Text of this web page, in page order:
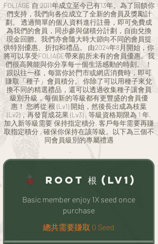
FOLIAGE 自 2011年成立至今已有13年。為了回饋你
們支持，我們向各位成立了全新的會員及獎勵計
劃。 透過簡單的個人資料進行註冊，即可免費成
為我們的會員，同步參與儲積分計劃，自由兌換
現金回贈。我們亦會隨大時大節向不同的會員提
供特別優惠、折扣和禮品。 由2024年8月開始，你
將可以享受FOLIAGE帶來前所未有的會員優惠。我
們很高興能與你分享每一個生活感動的時刻。 ！
跟以往一樣，每當你於門市或網店消費時，即可
賺取「種子」會員積分。 你除了可以用種子來兌
換不同的精選禮品，還可以透過收集種子讓會員
級別升級，每個新的等級都有更豐盛的會員優
惠！ 您將從 根 (Lv1) 開始，然後長出成為枝葉
(Lv2)，再發育成花果 (Lv3) , 等級資格期限為 1 年,
加入新等級需要 保持指定積分, 客戶每年需要再賺
取指定積分 , 確保你保持在該等級。以下為三個不
同會員級別的專屬禮遇
Root 根 (Lv1)
Basic member enjoy 1X seed once
purchase
總共需要賺取 0 Seed